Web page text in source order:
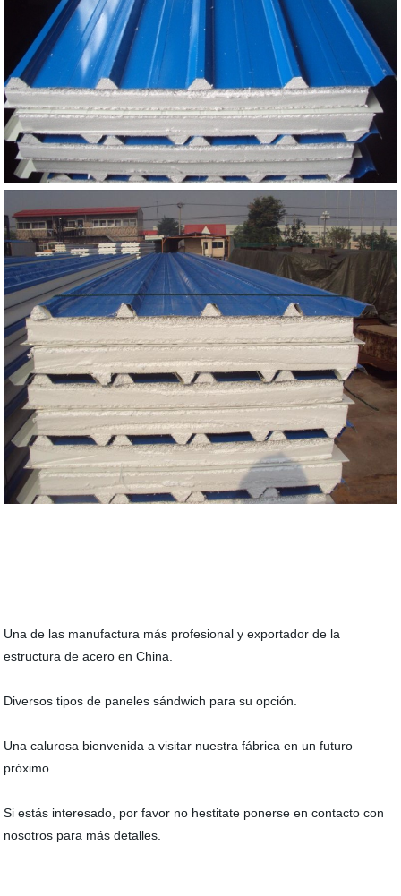
Una de las manufactura más profesional y exportador de la
estructura de acero en China.
Diversos tipos de paneles sándwich para su opción.
Una calurosa bienvenida a visitar nuestra fábrica en un futuro
próximo.
Si estás interesado, por favor no hestitate ponerse en contacto con
nosotros para más detalles.